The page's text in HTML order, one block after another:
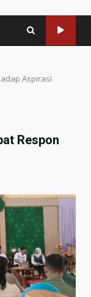
Aspirasi
Respon